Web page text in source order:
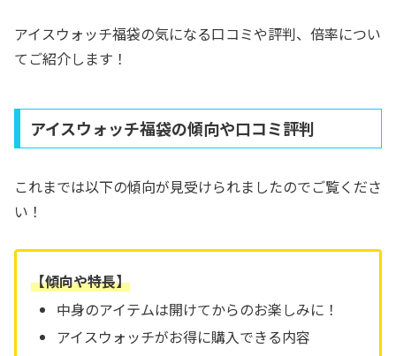
アイスウォッチ福袋の気になる口コミや評判、倍率につい
てご紹介します！
アイスウォッチ福袋の傾向や口コミ評判
これまでは以下の傾向が見受けられましたのでご覧くださ
い！
【傾向や特長】
中身のアイテムは開けてからのお楽しみに！
アイスウォッチがお得に購入できる内容